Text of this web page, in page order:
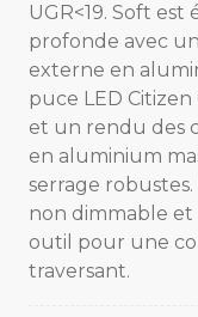
UGR<19. Soft
profonde avec
externe en
puce LED
et un rendu des
en aluminium
serrage
non dimmable et
outil pour une
traversant.